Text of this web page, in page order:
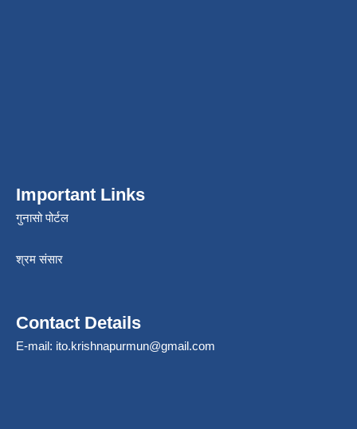
Important Links
गुनासो पोर्टल
श्रम संसार
Contact Details
E-mail: ito.krishnapurmun@gmail.com